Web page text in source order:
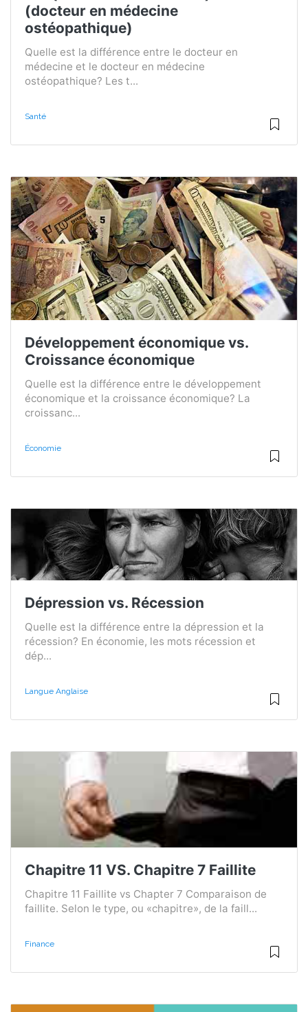
(docteur en médecine
ostéopathique)
Quelle est la différence entre le docteur en
médecine et le docteur en médecine
ostéopathique? Les t...
Santé
Développement économique vs.
Croissance économique
Quelle est la différence entre le développement
économique et la croissance économique? La
croissanc...
Économie
Dépression vs. Récession
Quelle est la différence entre la dépression et la
récession? En économie, les mots récession et
dép...
Langue Anglaise
Chapitre 11 VS. Chapitre 7 Faillite
Chapitre 11 Faillite vs Chapter 7 Comparaison de
faillite. Selon le type, ou «chapitre», de la faill...
Finance